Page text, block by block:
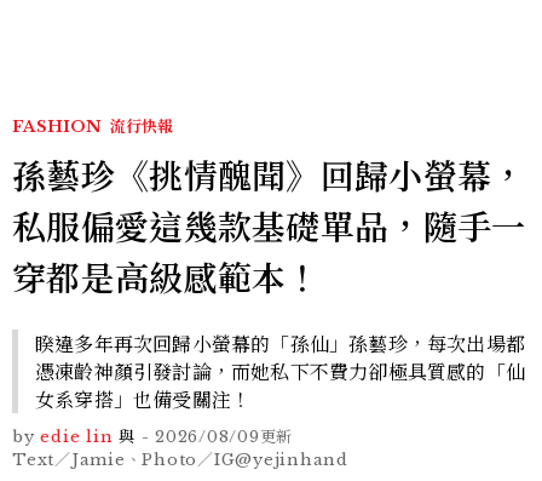
FASHION 流行快報
孫藝珍《挑情醜聞》回歸小螢幕，
私服偏愛這幾款基礎單品，隨手一
穿都是高級感範本！
睽違多年再次回歸小螢幕的「孫仙」孫藝珍，每次出場都
憑凍齡神顏引發討論，而她私下不費力卻極具質感的「仙
女系穿搭」也備受關注！
by edie lin 與 - 2026/08/09更新
Text／Jamie、Photo／IG@yejinhand